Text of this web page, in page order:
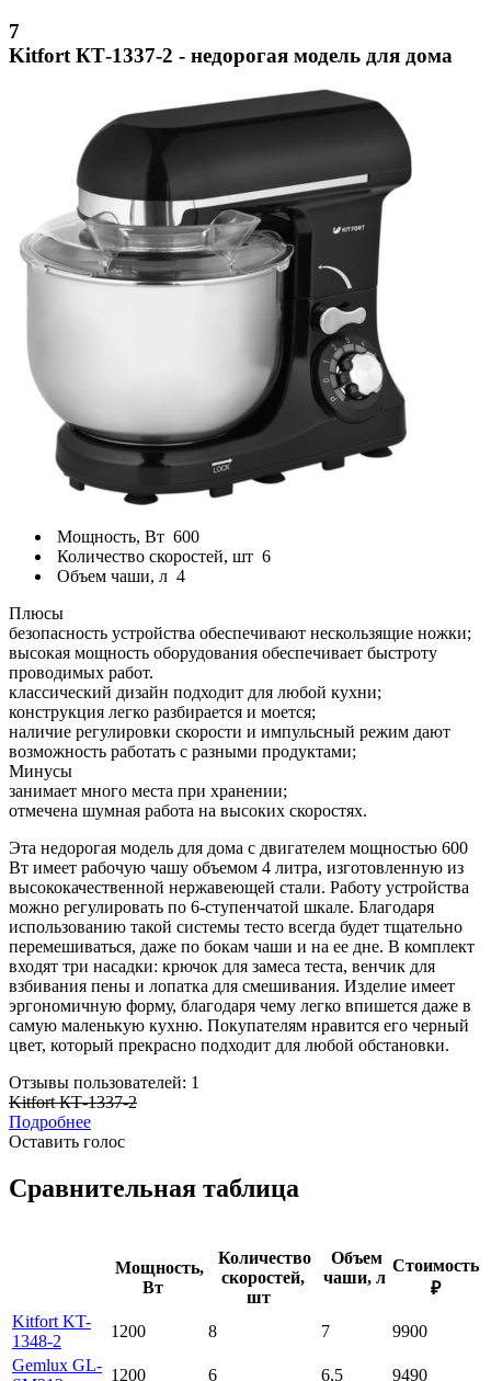
7
Kitfort КТ-1337-2 - недорогая модель для дома
Мощность, Вт 600
Количество скоростей, шт 6
Объем чаши, л 4
Плюсы
безопасность устройства обеспечивают нескользящие ножки;
высокая мощность оборудования обеспечивает быстроту
проводимых работ.
классический дизайн подходит для любой кухни;
конструкция легко разбирается и моется;
наличие регулировки скорости и импульсный режим дают
возможность работать с разными продуктами;
Минусы
занимает много места при хранении;
отмечена шумная работа на высоких скоростях.
Эта недорогая модель для дома с двигателем мощностью 600
Вт имеет рабочую чашу объемом 4 литра, изготовленную из
высококачественной нержавеющей стали. Работу устройства
можно регулировать по 6-ступенчатой ​​шкале. Благодаря
использованию такой системы тесто всегда будет тщательно
перемешиваться, даже по бокам чаши и на ее дне. В комплект
входят три насадки: крючок для замеса теста, венчик для
взбивания пены и лопатка для смешивания. Изделие имеет
эргономичную форму, благодаря чему легко впишется даже в
самую маленькую кухню. Покупателям нравится его черный
цвет, который прекрасно подходит для любой обстановки.
Отзывы пользователей: 1
Kitfort КТ-1337-2
Подробнее
Оставить голос
Сравнительная таблица
Мощность,
Вт
Количество
скоростей,
шт
Объем
чаши, л
Стоимость
₽
Kitfort KT-
1348-2
1200 8 7
9900
Gemlux GL-
1200 6 6,5
9490